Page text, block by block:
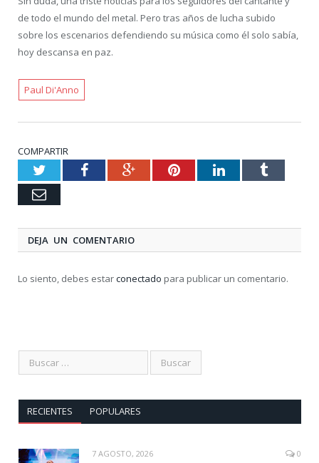
de todo el mundo del metal. Pero tras años de lucha subido
sobre los escenarios defendiendo su música como él solo sabía,
hoy descansa en paz.
Paul Di'Anno
COMPARTIR
TwitterFacebookGoogle+PinterestLinkedInTumblr
Email
DEJA UN COMENTARIO
Lo siento, debes estarconectado para publicar un comentario.
RECIENTES POPULARES
7 AGOSTO, 2026 0